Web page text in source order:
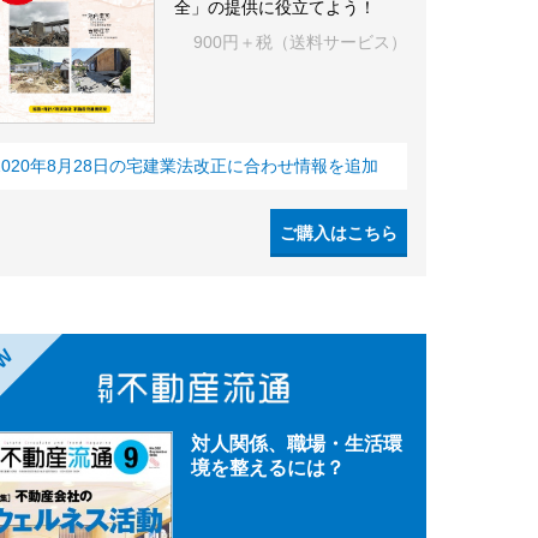
全」の提供に役立てよう！
900円＋税（送料サービス）
年8月28日の宅建業法改正に合わせ情報を追加
ご購入はこちら
対人関係、職場・生活環
境を整えるには？